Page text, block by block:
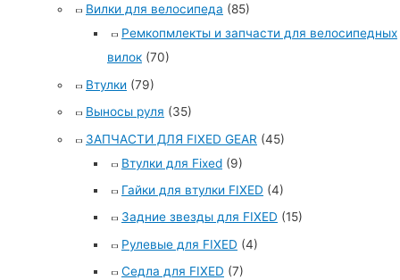
Вилки для велосипеда (85)
Ремкопмлекты и запчасти для велосипедных
вилок (70)
Втулки (79)
Выносы руля (35)
ЗАПЧАСТИ ДЛЯ FIXED GEAR (45)
Втулки для Fixed (9)
Гайки для втулки FIXED (4)
Задние звезды для FIXED (15)
Рулевые для FIXED (4)
Седла для FIXED (7)